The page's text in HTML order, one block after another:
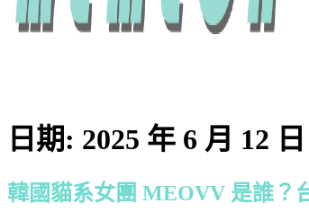
日期: 2025 年 6 月 12 日
韓國貓系女團 MEOVV 是誰？